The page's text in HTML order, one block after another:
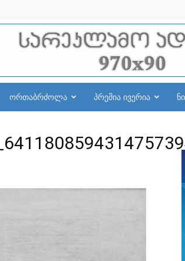
ორთაბრძოლა პრემია ივერია